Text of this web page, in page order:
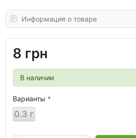
Информация о товаре
8 грн
В наличии
Варианты
0.3 г